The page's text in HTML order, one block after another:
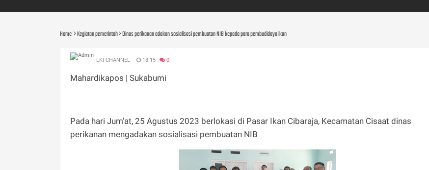
Home Kegiatan pemerintah Dinas perikanan adakan sosialisasi pembuatan NIB kepada para pembudidaya ikan
LKI CHANNEL 18.15 0
Mahardikapos | Sukabumi
Pada hari Jum’at, 25 Agustus 2023 berlokasi di Pasar Ikan Cibaraja, Kecamatan Cisaat dinas
perikanan mengadakan sosialisasi pembuatan NIB